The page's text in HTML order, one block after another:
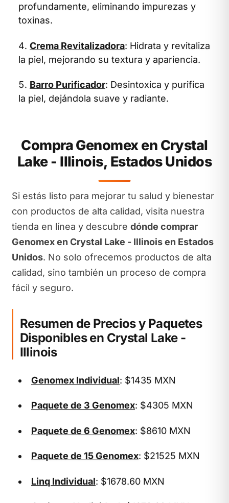
profundamente, eliminando impurezas y
toxinas.
Crema Revitalizadora: Hidrata y revitaliza
la piel, mejorando su textura y apariencia.
Barro Purificador: Desintoxica y purifica
la piel, dejándola suave y radiante.
Compra Genomex en Crystal
Lake - Illinois, Estados Unidos
Si estás listo para mejorar tu salud y bienestar
con productos de alta calidad, visita nuestra
tienda en línea y descubre dónde comprar
Genomex en Crystal Lake - Illinois en Estados
Unidos. No solo ofrecemos productos de alta
calidad, sino también un proceso de compra
fácil y seguro.
Resumen de Precios y Paquetes
Disponibles en Crystal Lake -
Illinois
Genomex Individual: $1435 MXN
Paquete de 3 Genomex: $4305 MXN
Paquete de 6 Genomex: $8610 MXN
Paquete de 15 Genomex: $21525 MXN
Linq Individual: $1678.60 MXN